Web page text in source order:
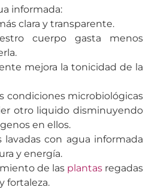
informada:
clara y transparente.
cuerpo gasta menos
mejora la tonicidad de la
condiciones microbiológicas
otro liquido disminuyendo
en ellos.
lavadas con agua informada
y energía.
de las plantas regadas
fortaleza.